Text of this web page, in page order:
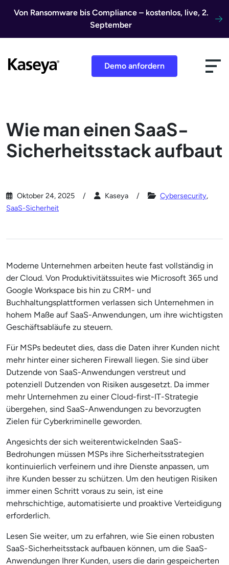
Von Ransomware bis Compliance – kostenlos, live, 2.
September
Demo anfordern
Wie man einen SaaS-
Sicherheitsstack aufbaut
Oktober 24, 2025 Kaseya Cybersecurity,
SaaS-Sicherheit
Moderne Unternehmen arbeiten heute fast vollständig in
der Cloud. Von Produktivitätssuites wie Microsoft 365 und
Google Workspace bis hin zu CRM- und
Buchhaltungsplattformen verlassen sich Unternehmen in
hohem Maße auf SaaS-Anwendungen, um ihre wichtigsten
Geschäftsabläufe zu steuern.
Für MSPs bedeutet dies, dass die Daten ihrer Kunden nicht
mehr hinter einer sicheren Firewall liegen. Sie sind über
Dutzende von SaaS-Anwendungen verstreut und
potenziell Dutzenden von Risiken ausgesetzt. Da immer
mehr Unternehmen zu einer Cloud-first-IT-Strategie
übergehen, sind SaaS-Anwendungen zu bevorzugten
Zielen für Cyberkriminelle geworden.
Angesichts der sich weiterentwickelnden SaaS-
Bedrohungen müssen MSPs ihre Sicherheitsstrategien
kontinuierlich verfeinern und ihre Dienste anpassen, um
ihre Kunden besser zu schützen. Um den heutigen Risiken
immer einen Schritt voraus zu sein, ist eine
mehrschichtige, automatisierte und proaktive Verteidigung
erforderlich.
Lesen Sie weiter, um zu erfahren, wie Sie einen robusten
SaaS-Sicherheitsstack aufbauen können, um die SaaS-
Anwendungen Ihrer Kunden, users die darin gespeicherten